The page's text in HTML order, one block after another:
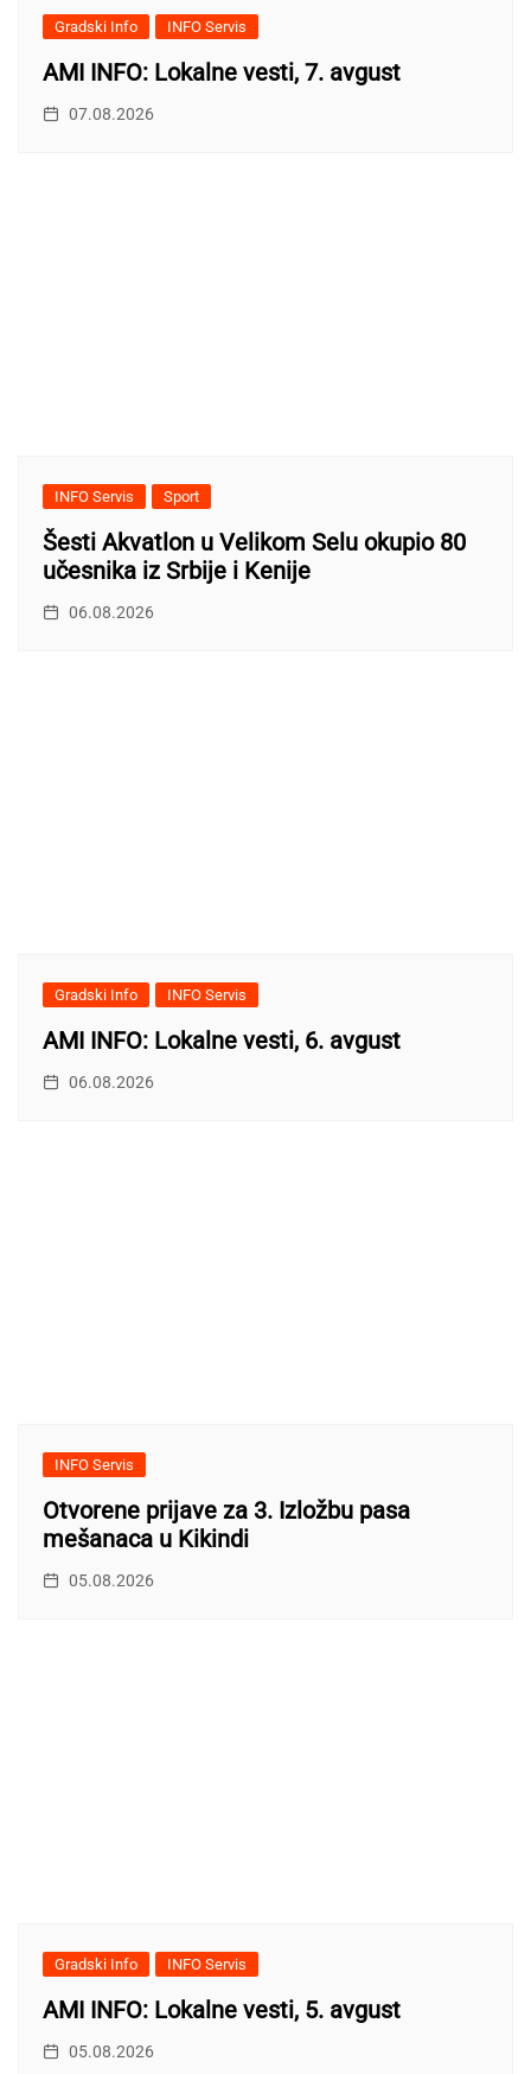
Gradski Info INFO Servis
AMI INFO: Lokalne vesti, 7. avgust
07.08.2026
INFO Servis Sport
Šesti Akvatlon u Velikom Selu okupio 80
učesnika iz Srbije i Kenije
06.08.2026
Gradski Info INFO Servis
AMI INFO: Lokalne vesti, 6. avgust
06.08.2026
INFO Servis
Otvorene prijave za 3. Izložbu pasa
mešanaca u Kikindi
05.08.2026
Gradski Info INFO Servis
AMI INFO: Lokalne vesti, 5. avgust
05.08.2026